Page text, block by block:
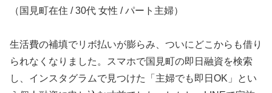
（国見町在住 / 30代 女性 / パート主婦）
生活費の補填でリボ払いが膨らみ、ついにどこからも借り
られなくなりました。スマホで国見町の即日融資を検索
し、インスタグラムで見つけた「主婦でも即日OK」とい